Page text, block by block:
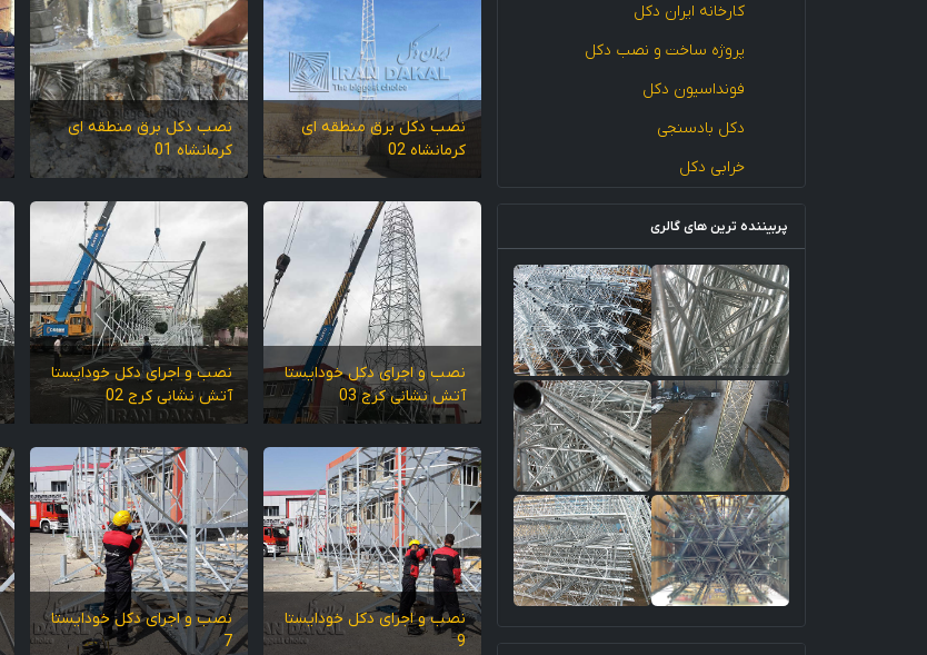
کارخانه ایران دکل
پروژه ساخت و نصب دکل
فونداسیون دکل
دکل بادسنجی
خرابی دکل
پربیننده ترین های گالری
نصب دکل برق منطقه ای
کرمانشاه 02
نصب دکل برق منطقه ای
کرمانشاه 01
نصب و اجرای دکل خودایستا
آتش نشانی کرج 03
نصب و اجرای دکل خودایستا
آتش نشانی کرج 02
نصب و اجرای دکل خودایستا
9
نصب و اجرای دکل خودایستا
7